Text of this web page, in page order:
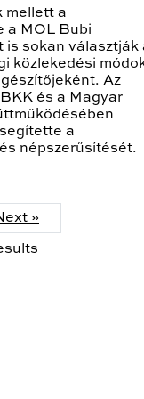
mellett a
a MOL Bubi
is sokan választják
közlekedési
Az
és a Magyar
a
népszerűsítését.
»